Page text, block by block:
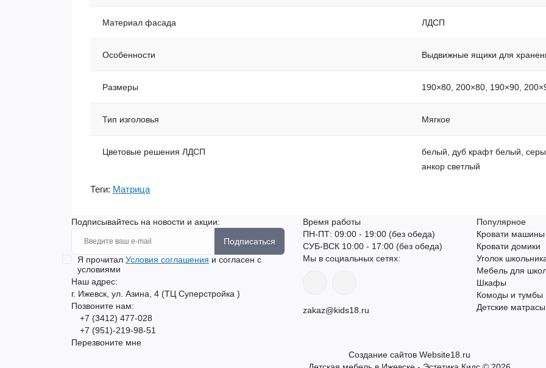
Материал фасада ЛДСП
Особенности Выдвижные ящики для
Размеры 190×80, 200×80, 190×90,
Тип изголовья Мягкое
Цветовые решения ЛДСП
белый, дуб крафт белый,
анкор светлый
Теги: Матрица
Подписывайтесь на новости и акции:
Подписаться
Я прочитал Условия соглашения и согласен с
условиями
Наш адрес:
г. Ижевск, ул. Азина, 4 (ТЦ Суперстройка )
Позвоните нам:
+7 (3412) 477-028
+7 (951)-219-98-51
Перезвоните мне
Время работы
ПН-ПТ: 09:00 - 19:00 (без обеда)
СУБ-ВСК 10:00 - 17:00 (без обеда)
Мы в социальных сетях:
zakaz@kids18.ru
Популярное
Кровати машины
Кровати домики
Уголок
Мебель для
Шкафы
Комоды и тумбы
Детские матрасы
Создание сайтов Website18.ru